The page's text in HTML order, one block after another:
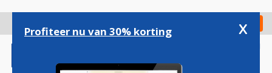
gaan
Check in
Profiteer nu van 30% korting x